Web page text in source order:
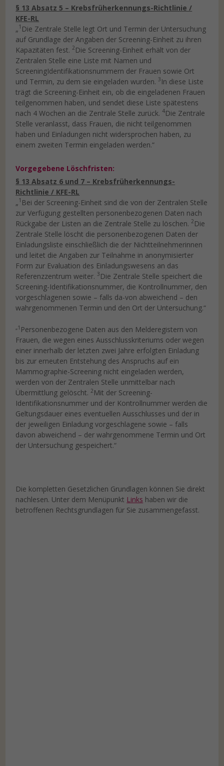
§ 13 Absatz 5 – Krebsfrüherkennungs-Richtlinie /
KFE-RL
„1 Die Zentrale Stelle legt Ort und Termin der Untersuchung
auf Grundlage der Angaben der Screening-Einheit zu ihren
Kapazitäten fest.2 Die Screening-Einheit erhält von der
Zentralen Stelle eine Liste mit Namen und
ScreeningIdentifikationsnummern der Frauen sowie Ort
und Termin, zu dem sie eingeladen wurden.3 In diese Liste
trägt die Screening-Einheit ein, ob die eingeladenen Frauen
teilgenommen haben, und sendet diese Liste spätestens
nach 4 Wochen an die Zentrale Stelle zurück.4Die Zentrale
Stelle veranlasst, dass Frauen, die nicht teilgenommen
haben und Einladungen nicht widersprochen haben, zu
einem zweiten Termin eingeladen werden.“
Vorgegebene Löschfristen:
§ 13 Absatz 6 und 7 – Krebsfrüherkennungs-
Richtlinie / KFE-RL
„1 Bei der Screening-Einheit sind die von der Zentralen Stelle
zur Verfügung gestellten personenbezogenen Daten nach
Rückgabe der Listen an die Zentrale Stelle zu löschen.2 Die
Zentrale Stelle löscht die personenbezogenen Daten der
Einladungsliste einschließlich die der Nichtteilnehmerinnen
und leitet die Angaben zur Teilnahme in anonymisierter
Form zur Evaluation des Einladungswesens an das
Referenzzentrum weiter.3 Die Zentrale Stelle speichert die
Screening-Identifikationsnummer, die Kontrollnummer, den
vorgeschlagenen sowie – falls da-von abweichend – den
wahrgenommenen Termin und den Ort der Untersuchung.“
„1 Personenbezogene Daten aus den Melderegistern von
Frauen, die wegen eines Ausschlusskriteriums oder wegen
einer innerhalb der letzten zwei Jahre erfolgten Einladung
bis zur erneuten Entstehung des Anspruchs auf ein
Mammographie-Screening nicht eingeladen werden,
werden von der Zentralen Stelle unmittelbar nach
Übermittlung gelöscht.2 Mit der Screening-
Identifikationsnummer und der Kontrollnummer werden die
Geltungsdauer eines eventuellen Ausschlusses und der in
der jeweiligen Einladung vorgeschlagene sowie – falls
davon abweichend – der wahrgenommene Termin und Ort
der Untersuchung gespeichert.“
Die kompletten Gesetzlichen Grundlagen können Sie direkt
nachlesen. Unter dem Menüpunkt Links haben wir die
betroffenen Rechtsgrundlagen für Sie zusammengefasst.